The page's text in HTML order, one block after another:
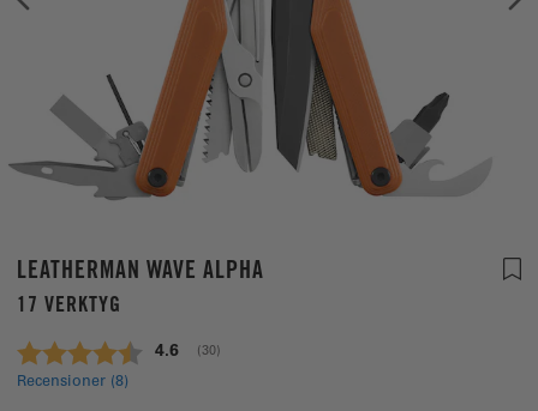
LEATHERMAN WAVE ALPHA
17 VERKTYG
Snittbetyg:
4.6 (röster:
30)
Recensioner (8)